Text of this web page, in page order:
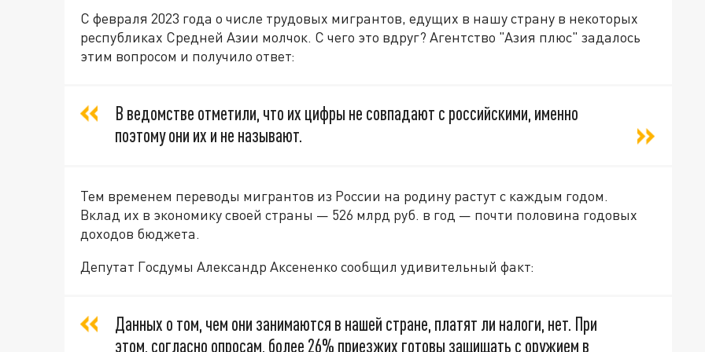
С февраля 2023 года о числе трудовых мигрантов, едущих в нашу страну в некоторых
республиках Средней Азии молчок. С чего это вдруг? Агентство "Азия плюс" задалось
этим вопросом и получило ответ:
В ведомстве отметили, что их цифры не совпадают с российскими, именно
поэтому они их и не называют.
Тем временем переводы мигрантов из России на родину растут с каждым годом.
Вклад их в экономику своей страны — 526 млрд руб. в год — почти половина годовых
доходов бюджета.
Депутат Госдумы Александр Аксененко сообщил удивительный факт:
Данных о том, чем они занимаются в нашей стране, платят ли налоги, нет. При
этом, согласно опросам, более 26% приезжих готовы защищать с оружием в